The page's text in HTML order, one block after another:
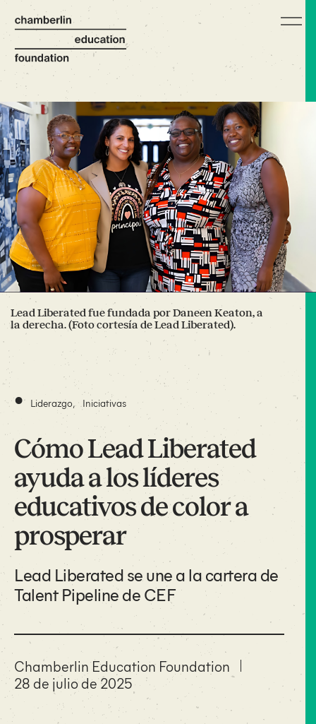
Lead Liberated fue fundada por Daneen Keaton, a
la derecha. (Foto cortesía de Lead Liberated).
• Liderazgo, Iniciativas
Cómo Lead Liberated
ayuda a los líderes
educativos de color a
prosperar
Lead Liberated se une a la cartera de
Talent Pipeline de CEF
Chamberlin Education Foundation
28 de julio de 2025